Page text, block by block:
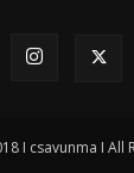
I csavunma I All